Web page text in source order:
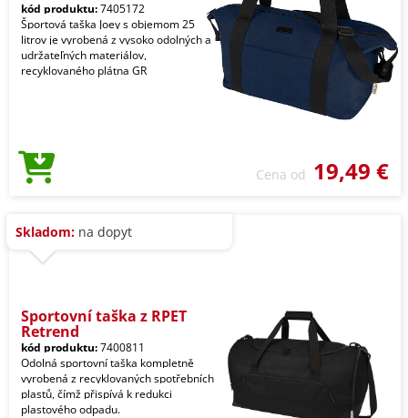
kód produktu:7405172
Športová taška Joey s objemom 25
litrov je vyrobená z vysoko odolných a
udržateľných materiálov,
recyklovaného plátna GR
Cena od 19,49 €
Skladom: na dopyt
Sportovní taška z RPET
Retrend
kód produktu:7400811
Odolná sportovní taška kompletně
vyrobená z recyklovaných spotřebních
plastů, čímž přispívá k redukci
plastového odpadu.